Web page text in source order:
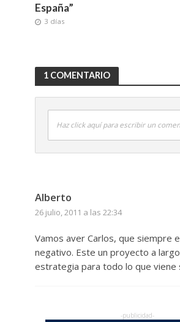
España”
3 días
1 COMENTARIO
Haz click aquí para escribir un
Alberto
26 julio, 2011 a las 22:34
Vamos aver Carlos, que siempre
negativo. Este un proyecto a
estrategia para todo lo que viene